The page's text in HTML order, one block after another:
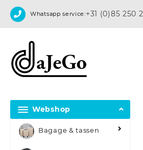
Whatsapp service:+31 (0)85 250
Webshop
Bagage & tassen